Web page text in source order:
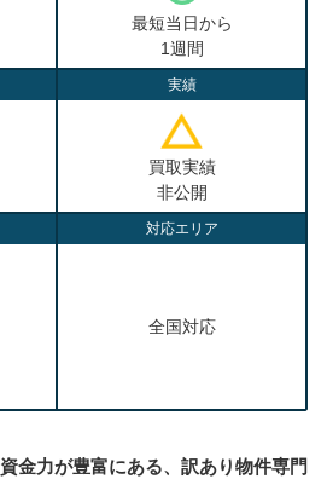
最短当日から
1週間
実績
買取実績
非公開
対応エリア
全国対応
資金力が豊富にある、訳あり物件専門